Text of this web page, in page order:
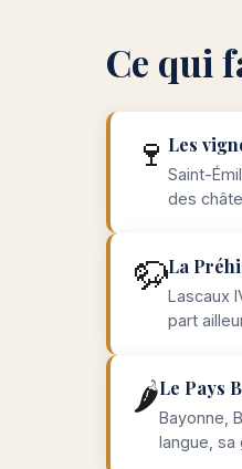
Ce qui
🍷 Les
Saint-
des
🦬La
Lascaux
part
🌶️Le Pays
Bayonne,
langue, sa